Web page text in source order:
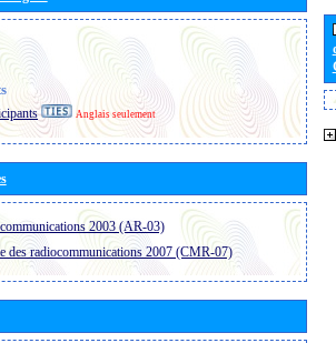
Anglais seulement
2003 (AR-03)
des radiocommunications 2007 (CMR-07)